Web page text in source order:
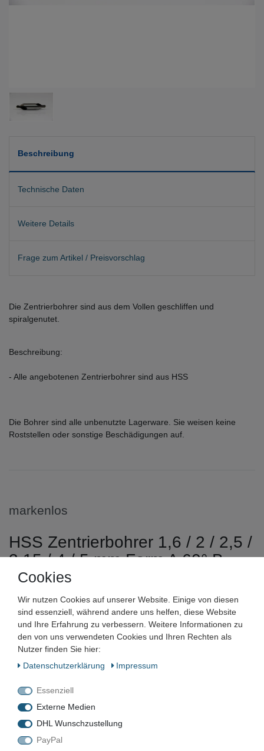
Beschreibung
Technische Daten
Weitere Details
Frage zum Artikel / Preisvorschlag
Die Zentrierbohrer sind aus dem Vollen geschliffen und
spiralgenutet.
Beschreibung:
- Alle angebotenen Zentrierbohrer sind aus HSS
Die Bohrer sind alle unbenutzte Lagerware. Sie weisen keine
Roststellen oder sonstige Beschädigungen auf.
markenlos
HSS Zentrierbohrer 1,6 / 2 / 2,5 /
3,15 / 4 / 5 mm Form A 60° B
60/120°
Artikelnummer:
Zustand:
Neu
Cookies
Wir nutzen Cookies auf unserer Website. Einige von diesen
sind essenziell, während andere uns helfen, diese Website
und Ihre Erfahrung zu verbessern. Weitere Informationen zu
den von uns verwendeten Cookies und Ihren Rechten als
Nutzer finden Sie hier:
Daten­schutz­erklärung
Impressum
Essenziell
Externe Medien
DHL Wunschzustellung
PayPal